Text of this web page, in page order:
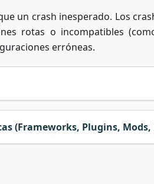
un crash inesperado. Los
rotas o incompatibles
erróneas.
(Frameworks, Plugins, Mods,